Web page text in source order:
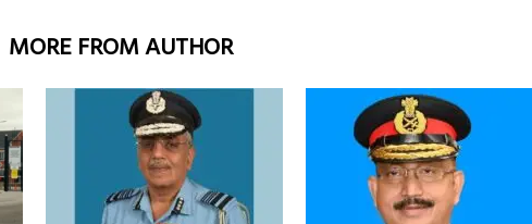
MORE FROM AUTHOR